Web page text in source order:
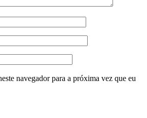
navegador para a próxima vez que eu